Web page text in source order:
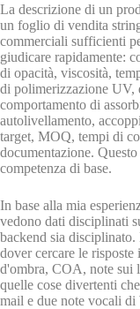
La descrizione di un
un foglio di vendita
commerciali sufficienti
giudicare rapidamente:
di opacità, viscosità,
di polimerizzazione UV,
comportamento di
autolivellamento,
target, MOQ, tempi di
documentazione.
competenza di base.
In base alla mia
vedono dati disciplinati
backend sia
dover cercare le
d'ombra, COA, note sui
quelle cose divertenti
mail e due note vocali di